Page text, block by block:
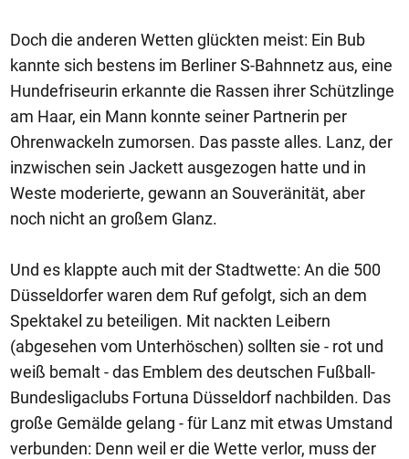
Doch die anderen Wetten glückten meist: Ein Bub
kannte sich bestens im Berliner S-Bahnnetz aus, eine
Hundefriseurin erkannte die Rassen ihrer Schützlinge
am Haar, ein Mann konnte seiner Partnerin per
Ohrenwackeln zumorsen. Das passte alles. Lanz, der
inzwischen sein Jackett ausgezogen hatte und in
Weste moderierte, gewann an Souveränität, aber
noch nicht an großem Glanz.
Und es klappte auch mit der Stadtwette: An die 500
Düsseldorfer waren dem Ruf gefolgt, sich an dem
Spektakel zu beteiligen. Mit nackten Leibern
(abgesehen vom Unterhöschen) sollten sie - rot und
weiß bemalt - das Emblem des deutschen Fußball-
Bundesligaclubs Fortuna Düsseldorf nachbilden. Das
große Gemälde gelang - für Lanz mit etwas Umstand
verbunden: Denn weil er die Wette verlor, muss der